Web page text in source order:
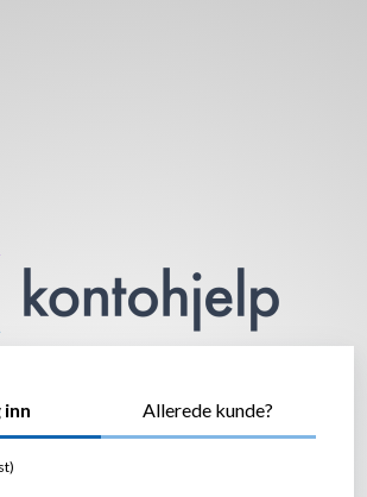
inn Allerede kunde?